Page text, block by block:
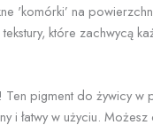
'komórki’ na
które zachwycą
Ten pigment do żywicy w
i łatwy w użyciu.